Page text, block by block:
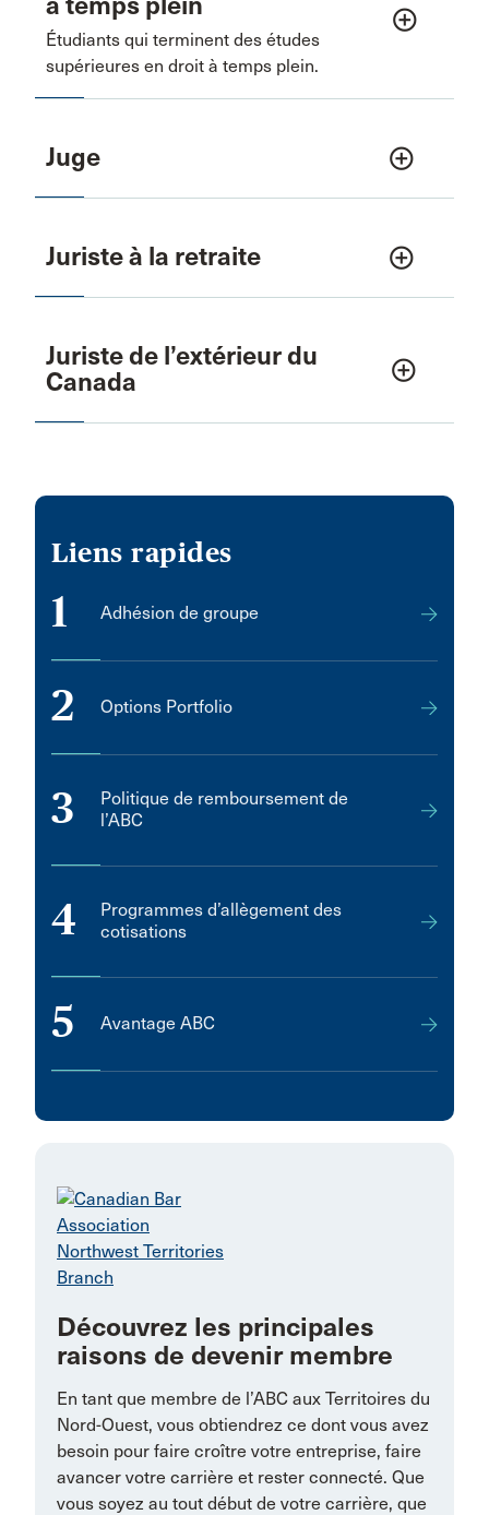
Étudiants qui terminent des études
supérieures en droit à temps plein.
add_circle_outline
Juge add_circle_outline
Juriste à la retraite add_circle_outline
Juriste de l’extérieur du
Canada
add_circle_outline
Liens rapides
1 Adhésion de groupe
2 Options Portfolio
3
Politique de remboursement de
l’ABC
4
Programmes d’allègement des
cotisations
5 Avantage ABC
Découvrez les principales
raisons de devenir membre
En tant que membre de l’ABC aux Territoires du
Nord-Ouest, vous obtiendrez ce dont vous avez
besoin pour faire croître votre entreprise, faire
avancer votre carrière et rester connecté. Que
vous soyez au tout début de votre carrière, que